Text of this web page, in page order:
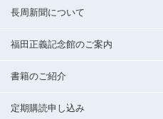
長周新聞について
福田正義記念館のご案内
書籍のご紹介
定期購読申し込み